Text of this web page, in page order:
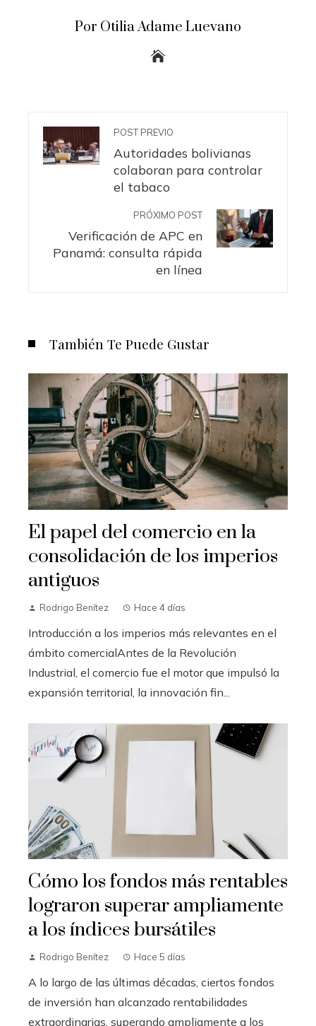
Por Otilia Adame Luevano
POST PREVIO
Autoridades bolivianas
colaboran para controlar
el tabaco
PRÓXIMO POST
Verificación de APC en
Panamá: consulta rápida
en línea
También Te Puede Gustar
El papel del comercio en la
consolidación de los imperios
antiguos
Rodrigo Benítez Hace 4 días
Introducción a los imperios más relevantes en el
ámbito comercialAntes de la Revolución
Industrial, el comercio fue el motor que impulsó la
expansión territorial, la innovación fin...
Cómo los fondos más rentables
lograron superar ampliamente
a los índices bursátiles
Rodrigo Benítez Hace 5 días
A lo largo de las últimas décadas, ciertos fondos
de inversión han alcanzado rentabilidades
extraordinarias, superando ampliamente a los